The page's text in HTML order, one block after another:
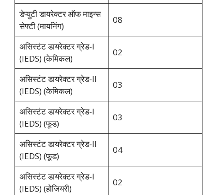
डेप्युटी डायरेक्टर ऑफ माइन्स
सेफ्टी (मायनिंग)
08
असिस्टंट डायरेक्टर ग्रेड-I
(IEDS) (केमिकल)
02
असिस्टंट डायरेक्टर ग्रेड-II
(IEDS) (केमिकल)
03
असिस्टंट डायरेक्टर ग्रेड-I
(IEDS) (फूड)
03
असिस्टंट डायरेक्टर ग्रेड-II
(IEDS) (फूड)
04
असिस्टंट डायरेक्टर ग्रेड-I
(IEDS) (होजियरी)
02